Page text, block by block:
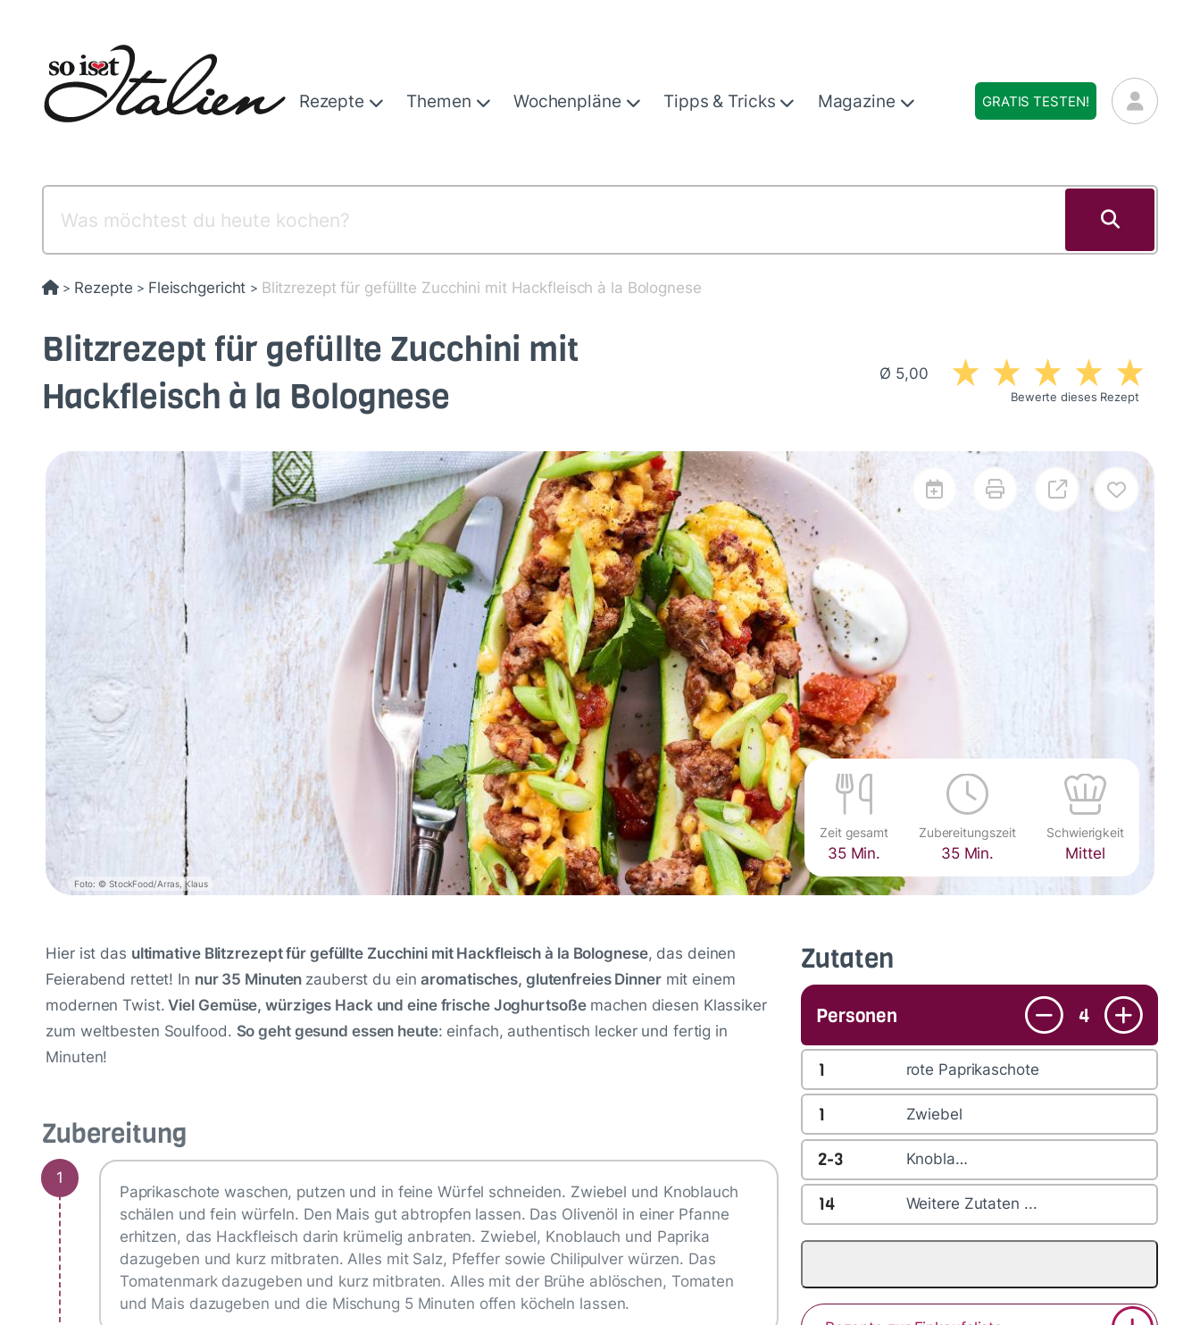
Rezepte Themen Wochenpläne Tipps & Tricks Magazine GRATIS TESTEN!
> Rezepte > Fleischgericht > Blitzrezept für gefüllte Zucchini mit Hackfleisch à la Bolognese
Blitzrezept für gefüllte Zucchini mit
Hackfleisch à la Bolognese
Ø 5,00
Bewerte dieses Rezept
Foto: © StockFood/Arras, Klaus
Zeit gesamt
35 Min.
Zubereitungszeit
35 Min.
Schwierigkeit
Mittel
Hier ist das ultimative Blitzrezept für gefüllte Zucchini mit Hackfleisch à la Bolognese, das deinen
Feierabend rettet! In nur 35 Minuten zauberst du einaromatisches, glutenfreies Dinnermit einem
modernen Twist. Viel Gemüse, würziges Hack und eine frische Joghurtsoßemachen diesen Klassiker
zum weltbesten Soulfood. So geht gesund essen heute: einfach, authentisch lecker und fertig in
Minuten!
Zubereitung
1
Paprikaschote waschen, putzen und in feine Würfel schneiden. Zwiebel und Knoblauch
schälen und fein würfeln. Den Mais gut abtropfen lassen. Das Olivenöl in einer Pfanne
erhitzen, das Hackfleisch darin krümelig anbraten. Zwiebel, Knoblauch und Paprika
dazugeben und kurz mitbraten. Alles mit Salz, Pfeffer sowie Chilipulver würzen. Das
Tomatenmark dazugeben und kurz mitbraten. Alles mit der Brühe ablöschen, Tomaten
und Mais dazugeben und die Mischung 5 Minuten offen köcheln lassen.
Zutaten
Personen 4
1 rote Paprikaschote
1 Zwiebel
2-3 Knobla…
14 Weitere Zutaten ...